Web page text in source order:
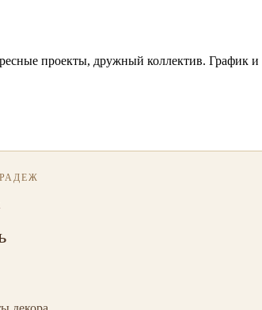
проекты, дружный коллектив. График и